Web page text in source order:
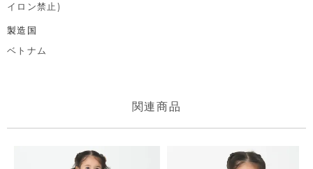
イロン禁止)
製造国
ベトナム